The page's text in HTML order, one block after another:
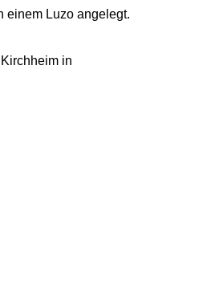
einem Luzo angelegt.
in